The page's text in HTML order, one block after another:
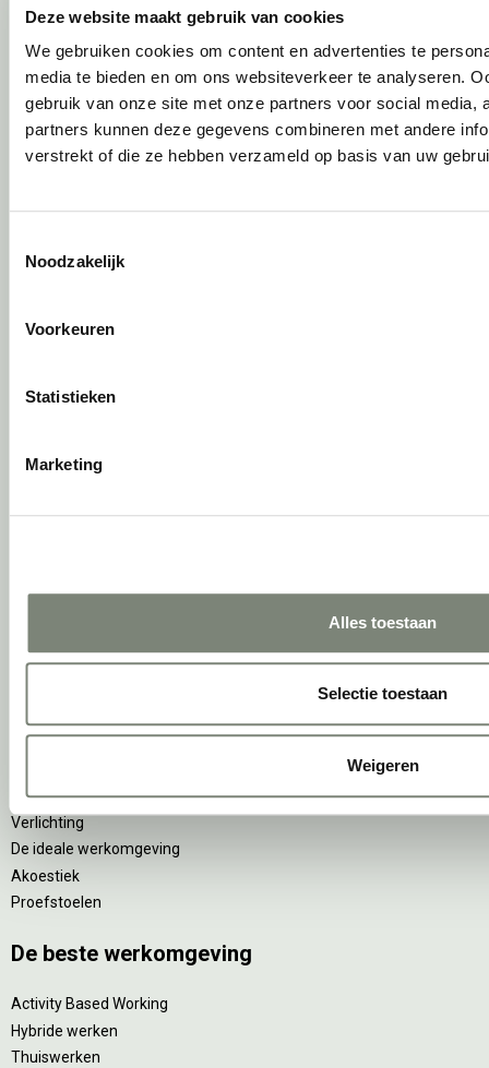
Deze website maakt gebruik van cookies
We gebruiken cookies om content en advertenties te
media te bieden en om ons websiteverkeer te analyseren.
gebruik van onze site met onze partners voor social media,
partners kunnen deze gegevens combineren met andere
verstrekt of die ze hebben verzameld op basis van uw
Noodzakelijk
Voorkeuren
Statistieken
Marketing
Alles toestaan
Selectie toestaan
Weigeren
Circulair inrichten
Wat is circulair inrichten?
Sociaal en circulair ondernemen
Duurzaamheid in onze showrooms
Tweede Leven Lijst
Onze revitalisatiepartners
DPI Services
Wat is een EPD?
Privacy
NPR 1813
Verlichting
De ideale werkomgeving
Akoestiek
Proefstoelen
De beste werkomgeving
Activity Based Working
Hybride werken
Thuiswerken